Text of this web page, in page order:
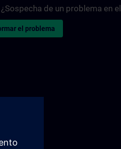
¿Sospecha de un problema en
el problema